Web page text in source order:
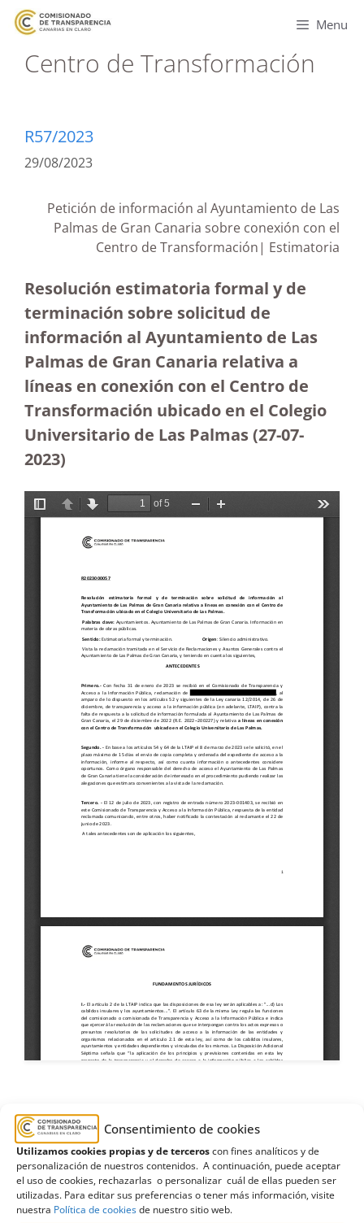
Consentimiento de cookies
Utilizamos cookies propias y de terceroscon fines analíticos y de
personalización de nuestros contenidos. A continuación, puede aceptar
el uso de cookies, rechazarlas o personalizar cuál de ellas pueden ser
utilizadas. Para editar sus preferencias o tener más información, visite
nuestra Política de cookiesde nuestro sitio web.
Menu
Centro de Transformación
R57/2023
29/08/2023
Petición de información al Ayuntamiento de Las
Palmas de Gran Canaria sobre conexión con el
Centro de Transformación| Estimatoria
Resolución estimatoria formal y de
terminación sobre solicitud de
información al Ayuntamiento de Las
Palmas de Gran Canaria relativa a
líneas en conexión con el Centro de
Transformación ubicado en el Colegio
Universitario de Las Palmas (27-07-
2023)
Ayuntamiento
Ayuntamiento de Las Palmas de
Gran Canaria
Centro de Transformación,Colegio
Universitario de Las Palmas, derecho de
información,Entidad local,líneas de conexión,
Obras Públicas